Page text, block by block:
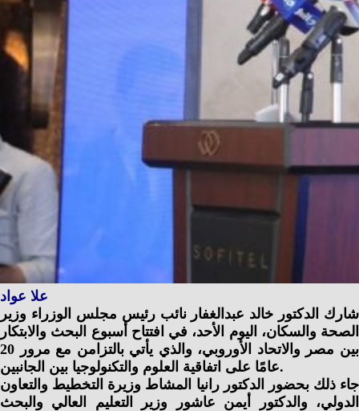
علا عواد
شارك الدكتور خالد عبدالغفار نائب رئيس مجلس الوزراء وزير
الصحة والسكان، اليوم الأحد، في افتتاح أسبوع البحث والابتكار
بين مصر والاتحاد الأوروبي، والذي يأتي بالتزامن مع مرور 20
عامًا على اتفاقية العلوم والتكنولوجيا بين الجانبين.
جاء ذلك بحضور الدكتور رانيا المشاط وزيرة التخطيط والتعاون
الدولي، والدكتور أيمن عاشور وزير التعليم العالي والبحث